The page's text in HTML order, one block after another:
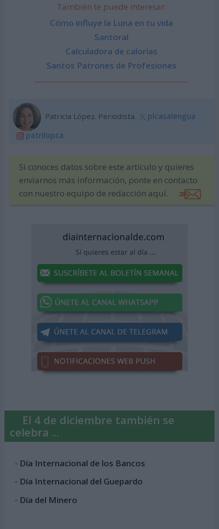
También te puede interesar:
Cómo influye la Luna en tu vida
Santoral
Calculadora de calorías
Santos Patrones de Profesiones
Patricia López. Periodista.
plcasalengua
patrilopca
Si conoces datos sobre este artículo y quieres
enviarnos más información, ponte en contacto
con nuestro equipo de redacción aquí.
El 4 de diciembre también se
celebra ...
- Día Internacional de los Bancos
- Día Internacional del Guepardo
- Día del Minero